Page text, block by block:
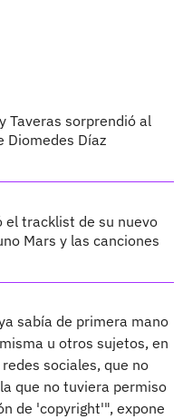
Taveras sorprendió al
Diomedes Díaz
el tracklist de su nuevo
Mars y las canciones
sabía de primera mano
u otros sujetos, en
sociales, que no
que no tuviera permiso
de 'copyright'", expone